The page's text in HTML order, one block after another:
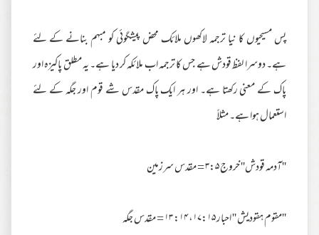
پس مسیحیوں کا نیا ترجمہ لاکھوں ملائک محض پیشگوئی کو مبہم بنانے کے لئے
ہے۔ دوسرا لفظ قودش ہے جس کا ترجمہ اب ملائکہ کر دیا ہے۔ یہ مطلق پاکیزہ اور
پاک کے معنی رکھتا ہے۔ اور ہر ایک پاک مقدس شے قوم اور جگہ کے لئے
استعمال ہوا ہے۔ مثلاً
''آدمہ قودش'' خروج ۳:۵ = مقدس سرزمین
''مقوم ہقودیش '' احبار ۱۷:۱۵، ۱۴: ۱۳ = مقدس جگہ